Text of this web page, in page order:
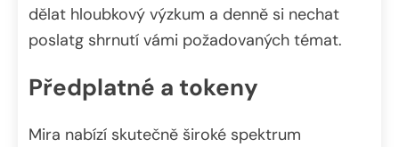
dělat hloubkový výzkum a denně si nechat
poslatg shrnutí vámi požadovaných témat.
Předplatné a tokeny
Mira nabízí skutečně široké spektrum